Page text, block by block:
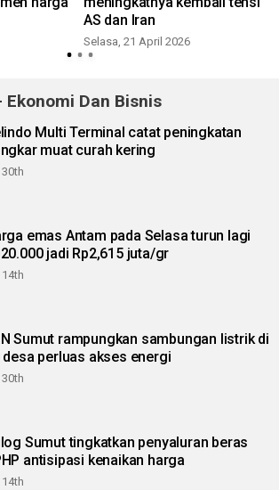
AS dan Iran
Selasa, 21 April 2026
Ekonomi Dan Bisnis
Multi Terminal catat peningkatan
muat curah kering
emas Antam pada Selasa turun lagi
jadi Rp2,615 juta/gr
Sumut rampungkan sambungan listrik di
desa perluas akses energi
Sumut tingkatkan penyaluran beras
antisipasi kenaikan harga